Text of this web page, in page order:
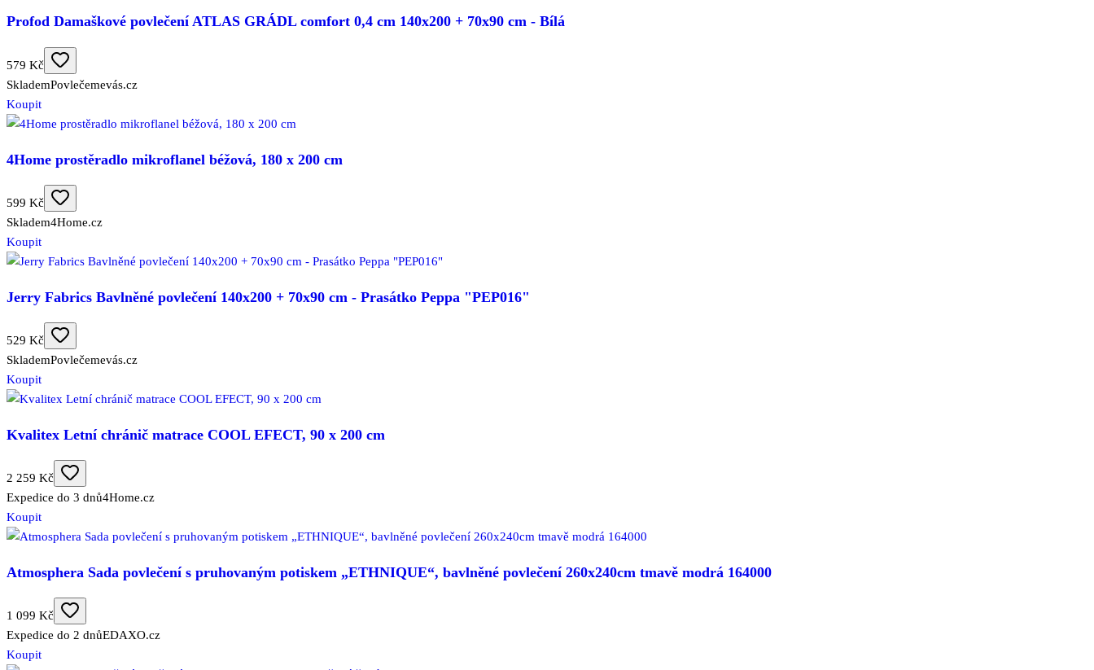
Profod Damaškové povlečení ATLAS GRÁDL comfort 0,4 cm 140x200 + 70x90 cm - Bílá
579 Kč
SklademPovlečemevás.cz
Koupit
4Home prostěradlo mikroflanel béžová, 180 x 200 cm
599 Kč
Skladem4Home.cz
Koupit
Jerry Fabrics Bavlněné povlečení 140x200 + 70x90 cm - Prasátko Peppa "PEP016"
529 Kč
SklademPovlečemevás.cz
Koupit
Kvalitex Letní chránič matrace COOL EFECT, 90 x 200 cm
2 259 Kč
Expedice do 3 dnů4Home.cz
Koupit
Atmosphera Sada povlečení s pruhovaným potiskem „ETHNIQUE“, bavlněné povlečení 260x240cm tmavě modrá 164000
1 099 Kč
Expedice do 2 dnůEDAXO.cz
Koupit